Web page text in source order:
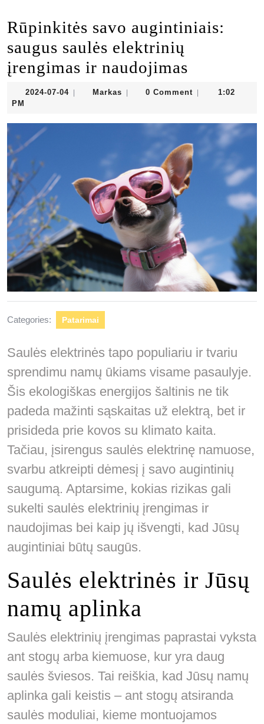
Rūpinkitės savo augintiniais:
saugus saulės elektrinių
įrengimas ir naudojimas
2024-07-042024-
Markas Markas0 Comment
1:02
PM
Categories: Patarimai
Saulės elektrinės tapo populiariu ir tvariu
sprendimu namų ūkiams visame pasaulyje.
Šis ekologiškas energijos šaltinis ne tik
padeda mažinti sąskaitas už elektrą, bet ir
prisideda prie kovos su klimato kaita.
Tačiau, įsirengus saulės elektrinę namuose,
svarbu atkreipti dėmesį į savo augintinių
saugumą. Aptarsime, kokias rizikas gali
sukelti saulės elektrinių įrengimas ir
naudojimas bei kaip jų išvengti, kad Jūsų
augintiniai būtų saugūs.
Saulės elektrinės ir Jūsų
namų aplinka
Saulės elektrinių įrengimas paprastai vyksta
ant stogų arba kiemuose, kur yra daug
saulės šviesos. Tai reiškia, kad Jūsų namų
aplinka gali keistis – ant stogų atsiranda
saulės moduliai, kieme montuojamos